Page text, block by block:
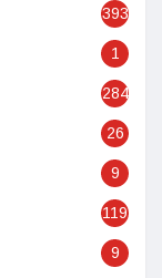
393
1
284
26
9
119
9